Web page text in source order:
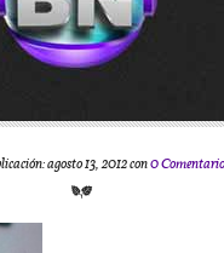
agosto 13, 2012 con0